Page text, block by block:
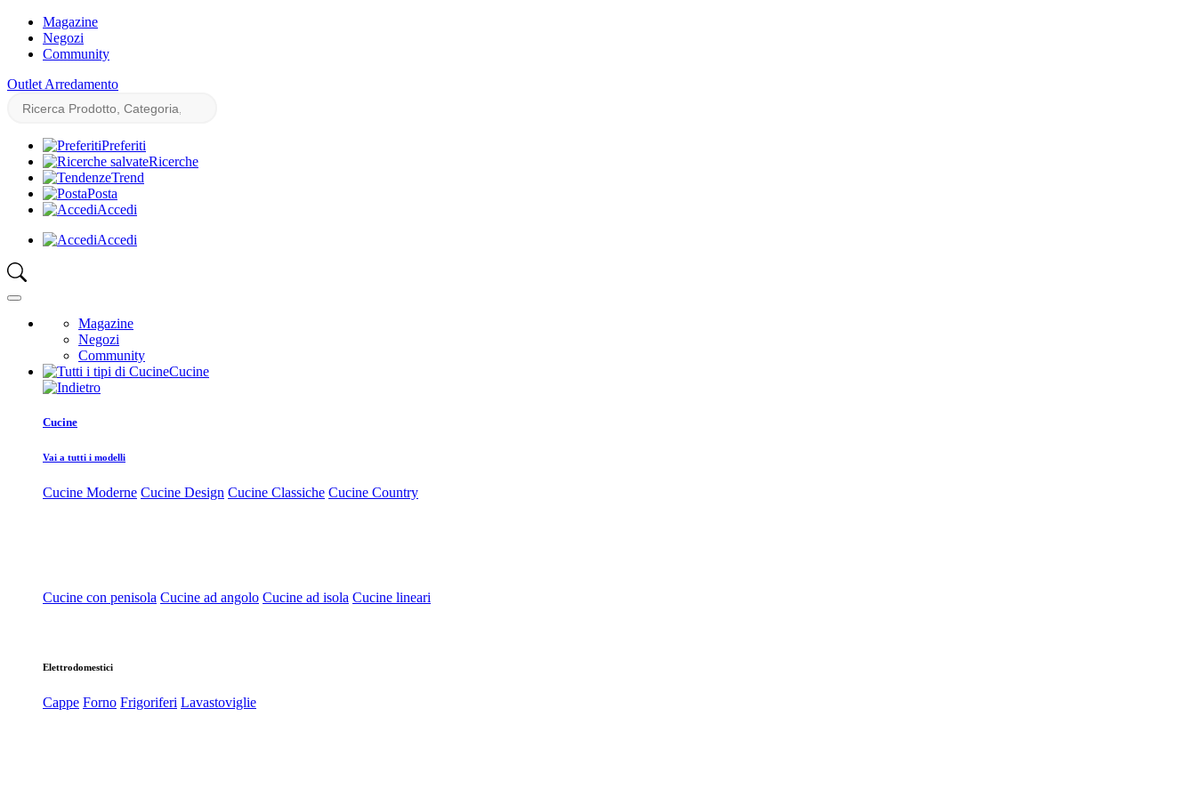
Magazine
Negozi
Community
Outlet Arredamento
Preferiti
Ricerche
Trend
Posta
Accedi
Accedi
Magazine
Negozi
Community
Cucine
Cucine
Vai a tutti i modelli
Cucine Moderne Cucine Design Cucine Classiche Cucine Country
Cucine con penisola Cucine ad angolo Cucine ad isola Cucine lineari
Elettrodomestici
Cappe Forno Frigoriferi Lavastoviglie